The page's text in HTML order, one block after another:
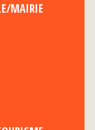
MAIRIE